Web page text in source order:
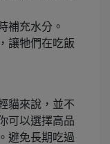
補充水分。
讓牠們在吃飯
貓來說，並不
可以選擇高品
避免長期吃過